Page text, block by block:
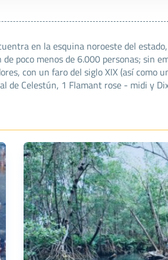
en la esquina noroeste del
poco menos de 6.000 personas; sin
con un faro del siglo XIX (así
de Celestún, 1 Flamant rose - midi y